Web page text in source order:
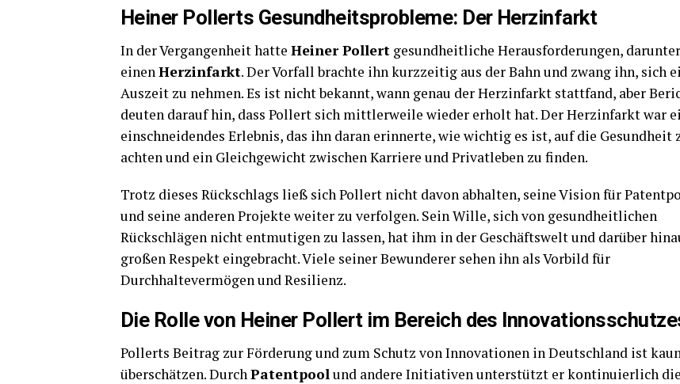
Heiner Pollerts Gesundheitsprobleme: Der Herzinfarkt
In der Vergangenheit hatte Heiner Pollert gesundheitliche Herausforderungen, darunter
einenHerzinfarkt. Der Vorfall brachte ihn kurzzeitig aus der Bahn und zwang ihn, sich
Auszeit zu nehmen. Es ist nicht bekannt, wann genau der Herzinfarkt stattfand, aber
deuten darauf hin, dass Pollert sich mittlerweile wieder erholt hat. Der Herzinfarkt war
einschneidendes Erlebnis, das ihn daran erinnerte, wie wichtig es ist, auf die Gesundheit
achten und ein Gleichgewicht zwischen Karriere und Privatleben zu finden.
Trotz dieses Rückschlags ließ sich Pollert nicht davon abhalten, seine Vision für
und seine anderen Projekte weiter zu verfolgen. Sein Wille, sich von gesundheitlichen
Rückschlägen nicht entmutigen zu lassen, hat ihm in der Geschäftswelt und darüber
großen Respekt eingebracht. Viele seiner Bewunderer sehen ihn als Vorbild für
Durchhaltevermögen und Resilienz.
Die Rolle von Heiner Pollert im Bereich des
Pollerts Beitrag zur Förderung und zum Schutz von Innovationen in Deutschland ist
überschätzen. DurchPatentpoolund andere Initiativen unterstützt er kontinuierlich die